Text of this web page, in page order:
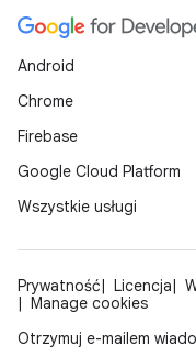
Android
Chrome
Firebase
Google Cloud Platform
Wszystkie usługi
Prywatność Licencja
Manage cookies
Otrzymuj e-mailem